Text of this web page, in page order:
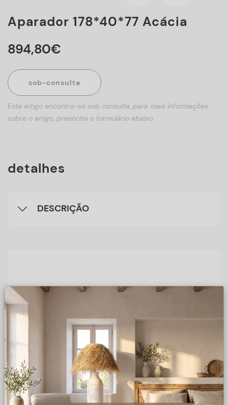
Aparador 178*40*77 Acácia
894,80€
sob-consulta
Este artigo encontra-se sob consulta, para mais informações
sobre o artigo, preencha o formulário abaixo.
detalhes
DESCRIÇÃO